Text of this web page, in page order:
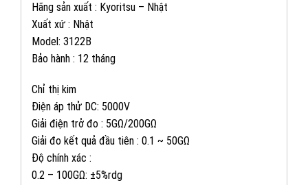
Hãng sản xuất : Kyoritsu – Nhật
Xuất xứ : Nhật
Model: 3122B
Bảo hành : 12 tháng
Chỉ thị kim
Điện áp thử DC: 5000V
Giải điện trở đo : 5GΩ/200GΩ
Giải đo kết quả đầu tiên : 0.1 ~ 50GΩ
Độ chính xác :
0.2 – 100GΩ: ±5%rdg